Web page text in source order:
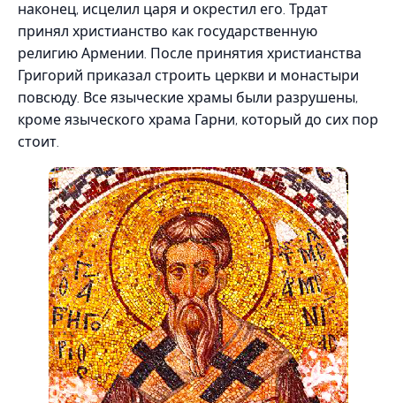
наконец, исцелил царя и окрестил его. Трдат
принял христианство как государственную
религию Армении. После принятия христианства
Григорий приказал строить церкви и монастыри
повсюду. Все языческие храмы были разрушены,
кроме языческого храма Гарни, который до сих пор
стоит.